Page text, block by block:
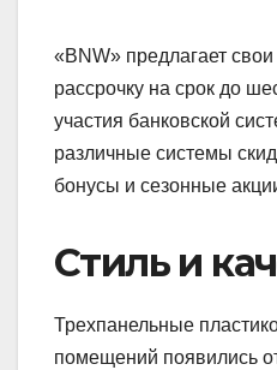
«BNW» предлагает
рассрочку на срок до
участия банковской
различные системы
бонусы и сезонные
Стиль и
Трехпанельные
помещений появились